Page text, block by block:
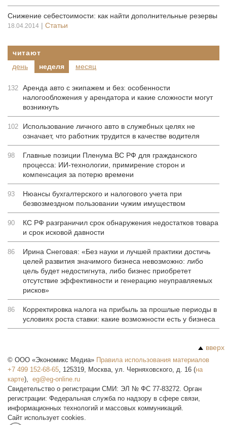
Снижение себестоимости: как найти дополнительные резервы
18.04.2014 | Статьи
читают
день
неделя месяц
132 Аренда авто с экипажем и без: особенности
налогообложения у арендатора и какие сложности могут
возникнуть
102
Использование личного авто в служебных целях не
означает, что работник трудится в качестве водителя
98
Главные позиции Пленума ВС РФ для гражданского
процесса: ИИ-технологии, примирение сторон и
компенсация за потерю времени
93
Нюансы бухгалтерского и налогового учета при
безвозмездном пользовании чужим имуществом
90
КС РФ разграничил срок обнаружения недостатков товара
и срок исковой давности
86
Ирина Снеговая: «Без науки и лучшей практики достичь
целей развития значимого бизнеса невозможно: либо
цель будет недостигнута, либо бизнес приобретет
отсутствие эффективности и генерацию неуправляемых
рисков»
86
Корректировка налога на прибыль за прошлые периоды в
условиях роста ставки: какие возможности есть у бизнеса
вверх
© ООО «Экономикс Медиа» Правила использования материалов
+7 499 152-68-65, 125319, Москва, ул. Черняховского, д. 16 (на
карте),
Свидетельство о регистрации СМИ: ЭЛ № ФС 77-83272. Орган
регистрации: Федеральная служба по надзору в сфере связи,
информационных технологий и массовых коммуникаций.
Сайт использует cookies.